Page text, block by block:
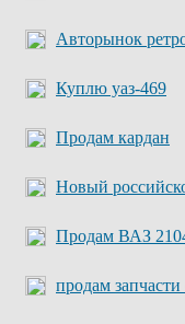
Авторынок
Куплю уаз-469
Продам кардан
Новый
Продам ВАЗ
продам